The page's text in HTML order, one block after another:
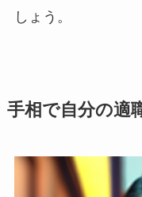
しょう。
手相で自分の適